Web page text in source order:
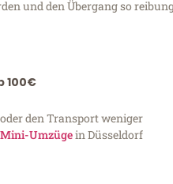
und den Übergang so
100€
oder den Transport weniger
Mini-Umzügein Düsseldorf